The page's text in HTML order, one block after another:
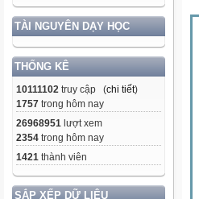
TÀI NGUYÊN DẠY HỌC
THỐNG KÊ
10111102 truy cập (chi tiết)
1757 trong hôm nay
26968951 lượt xem
2354 trong hôm nay
1421 thành viên
SẮP XẾP DỮ LIỆU